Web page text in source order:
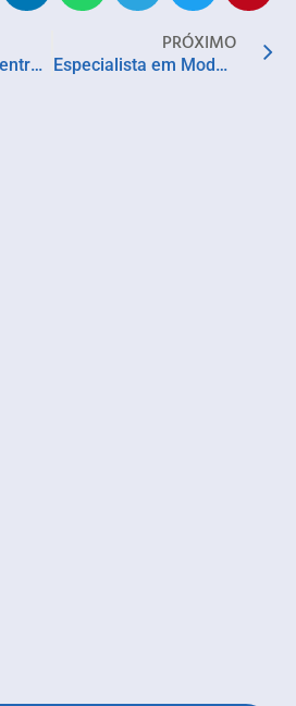
Centro Histórico entra em clima junino com decoração, guirlandas, pãozinho de Santo Antônio e oficinas de arte
PRÓXIMO
Especialista em Moda do Senac EAD antecipa os looks do outono/inverno